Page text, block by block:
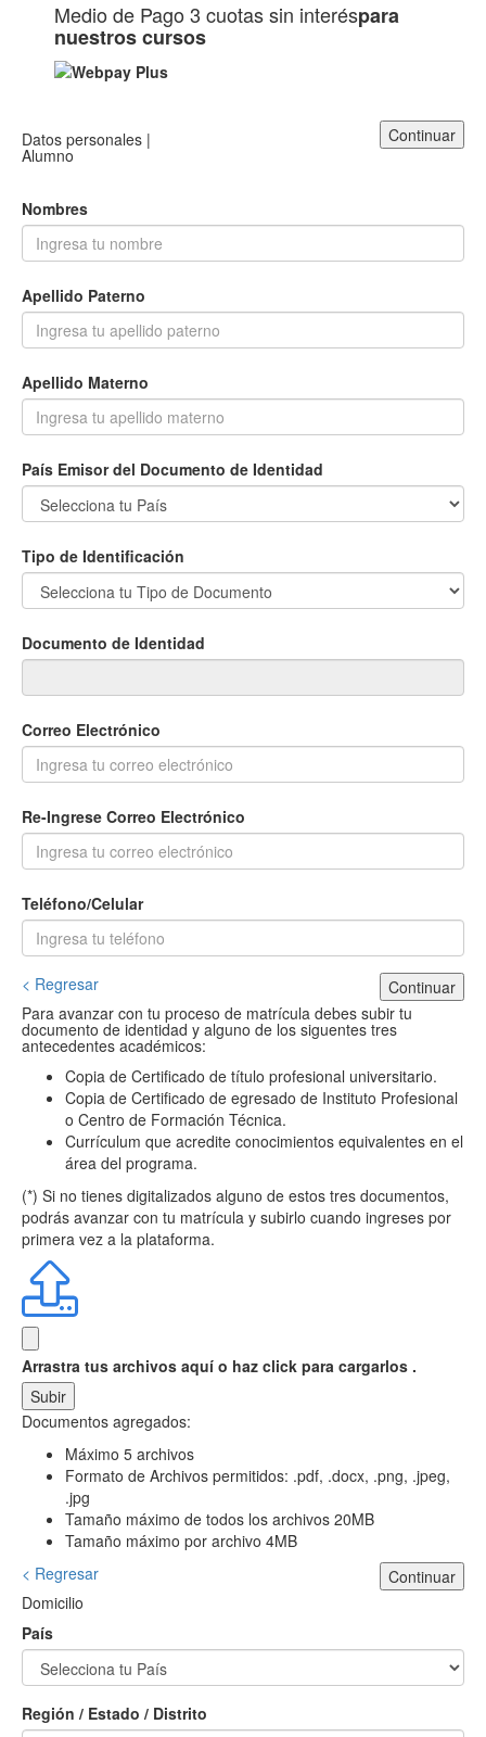
Medio de Pago 3 cuotas sin interéspara
nuestros cursos
Continuar
Datos personales |
Alumno
Nombres
Apellido Paterno
Apellido Materno
País Emisor del Documento de Identidad
Tipo de Identificación
Documento de Identidad
Correo Electrónico
Re-Ingrese Correo Electrónico
Teléfono/Celular
< Regresar
Continuar
Para avanzar con tu proceso de matrícula debes subir tu
documento de identidad y alguno de los siguentes tres
antecedentes académicos:
Copia de Certificado de título profesional universitario.
Copia de Certificado de egresado de Instituto Profesional
o Centro de Formación Técnica.
Currículum que acredite conocimientos equivalentes en el
área del programa.
(*) Si no tienes digitalizados alguno de estos tres documentos,
podrás avanzar con tu matrícula y subirlo cuando ingreses por
primera vez a la plataforma.
Arrastra tus archivos aquí o haz click para cargarlos .
Subir
Documentos agregados:
Máximo 5 archivos
Formato de Archivos permitidos: .pdf, .docx, .png, .jpeg,
.jpg
Tamaño máximo de todos los archivos 20MB
Tamaño máximo por archivo 4MB
< Regresar
Continuar
Domicilio
País
Región / Estado / Distrito